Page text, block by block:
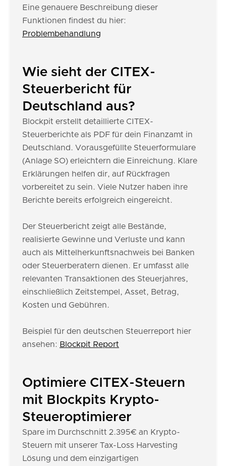
Eine genauere Beschreibung dieser
Funktionen findest du hier:
Problembehandlung
Wie sieht der CITEX-
Steuerbericht für
Deutschland aus?
Blockpit erstellt detaillierte CITEX-
Steuerberichte als PDF für dein Finanzamt in
Deutschland. Vorausgefüllte Steuerformulare
(Anlage SO) erleichtern die Einreichung. Klare
Erklärungen helfen dir, auf Rückfragen
vorbereitet zu sein. Viele Nutzer haben ihre
Berichte bereits erfolgreich eingereicht.
Der Steuerbericht zeigt alle Bestände,
realisierte Gewinne und Verluste und kann
auch als Mittelherkunftsnachweis bei Banken
oder Steuerberatern dienen. Er umfasst alle
relevanten Transaktionen des Steuerjahres,
einschließlich Zeitstempel, Asset, Betrag,
Kosten und Gebühren.
Beispiel für den deutschen Steuerreport hier
ansehen: Blockpit Report
Optimiere CITEX-Steuern
mit Blockpits Krypto-
Steueroptimierer
Spare im Durchschnitt 2.395€ an Krypto-
Steuern mit unserer Tax-Loss Harvesting
Lösung und dem einzigartigen